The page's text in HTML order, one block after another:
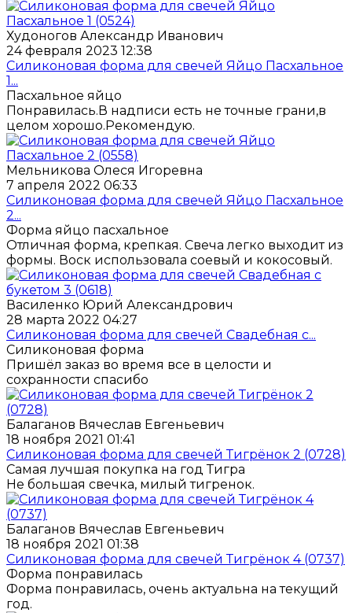
Худоногов Александр Иванович
24 февраля 2023 12:38
Силиконовая форма для свечей Яйцо Пасхальное
1...
Пасхальное яйцо
Понравилась.В надписи есть не точные грани,в
целом хорошо.Рекомендую.
Мельникова Олеся Игоревна
7 апреля 2022 06:33
Силиконовая форма для свечей Яйцо Пасхальное
2...
Форма яйцо пасхальное
Отличная форма, крепкая. Свеча легко выходит из
формы. Воск использовала соевый и кокосовый.
Василенко Юрий Александрович
28 марта 2022 04:27
Силиконовая форма для свечей Свадебная с...
Силиконовая форма
Пришёл заказ во время все в целости и
сохранности спасибо
Балаганов Вячеслав Евгеньевич
18 ноября 2021 01:41
Силиконовая форма для свечей Тигрёнок 2 (0728)
Самая лучшая покупка на год Тигра
Не большая свечка, милый тигренок.
Балаганов Вячеслав Евгеньевич
18 ноября 2021 01:38
Силиконовая форма для свечей Тигрёнок 4 (0737)
Форма понравилась
Форма понравилась, очень актуальна на текущий
год.